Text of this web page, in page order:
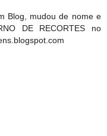
Blog, mudou de nome e
DE RECORTES no